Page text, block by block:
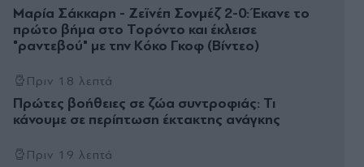
Μαρία Σάκκαρη - Ζεϊνέπ Σονμέζ 2-0: Έκανε το
πρώτο βήμα στο Τορόντο και έκλεισε
"ραντεβού" με την Κόκο Γκοφ (Βίντεο)
Πριν 18 λεπτά
Πρώτες βοήθειες σε ζώα συντροφιάς: Τι
κάνουμε σε περίπτωση έκτακτης ανάγκης
Πριν 19 λεπτά